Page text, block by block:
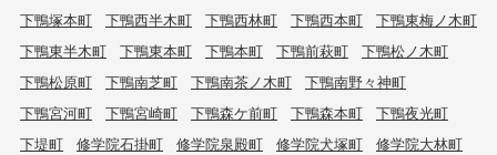
下鴨塚本町
下鴨西半木町 下鴨西林町 下鴨西本町
下鴨東梅ノ木町
下鴨東半木町
下鴨東本町 下鴨本町 下鴨前萩町
下鴨松ノ木町
下鴨松原町
下鴨南芝町 下鴨南茶ノ木町
下鴨南野々神町
下鴨宮河町
下鴨宮崎町 下鴨森ケ前町 下鴨森本町
下鴨夜光町
下堤町
修学院石掛町 修学院泉殿町 修学院犬塚町
修学院大林町